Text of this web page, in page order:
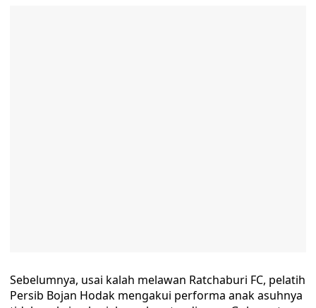
Sebelumnya, usai kalah melawan Ratchaburi FC, pelatih
Persib Bojan Hodak mengakui performa anak asuhnya